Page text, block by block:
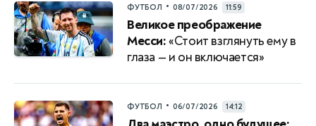
ФУТБОЛ • 08/07/2026 11:59
Великое преображение
Месси:«Стоит взглянуть ему в
глаза — и он включается»
ФУТБОЛ • 06/07/2026 14:12